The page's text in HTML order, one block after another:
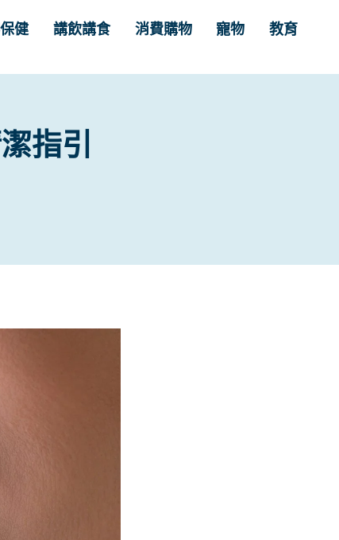
健 講飲講食 消費購物 寵物 教育
指引